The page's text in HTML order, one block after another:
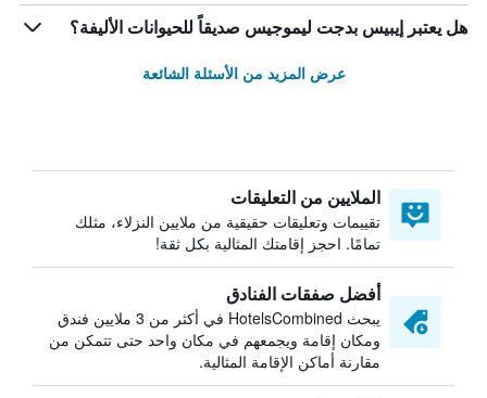
هل يعتبر إيبيس بدجت ليموجيس صديقاً للحيوانات الأليفة؟
عرض المزيد من الأسئلة الشائعة
الملايين من التعليقات
تقييمات وتعليقات حقيقية من ملايين النزلاء، مثلك
تمامًا. احجز إقامتك المثالية بكل ثقة!
أفضل صفقات الفنادق
يبحث HotelsCombined في أكثر من 3 ملايين فندق
ومكان إقامة ويجمعهم في مكان واحد حتى تتمكن من
مقارنة أماكن الإقامة المثالية.